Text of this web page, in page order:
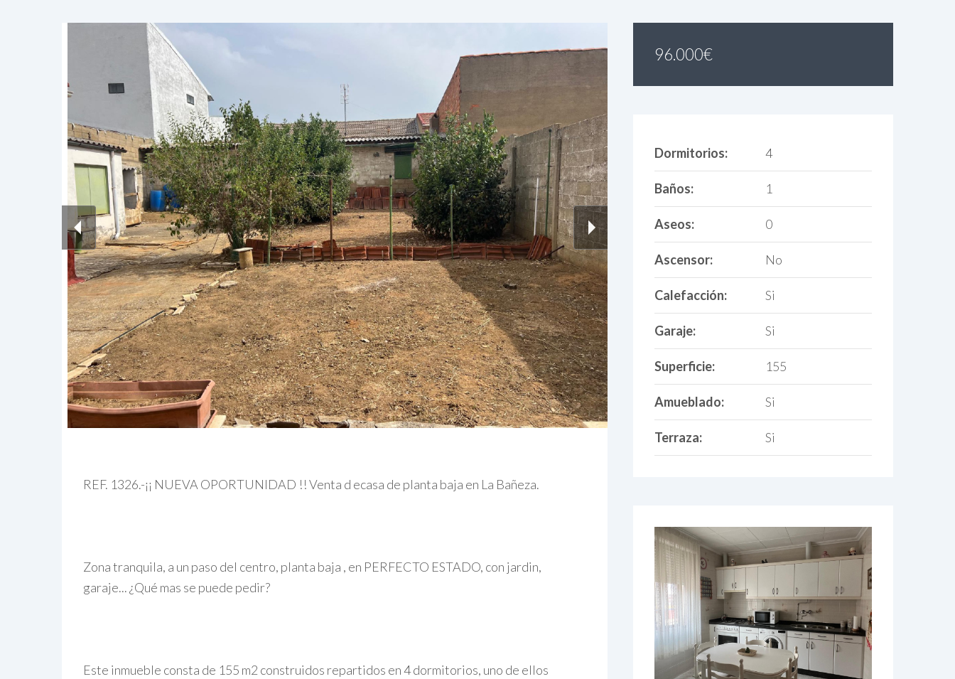
REF. 1326.-¡¡ NUEVA OPORTUNIDAD !! Venta d ecasa de planta baja en La Bañeza.
Zona tranquila, a un paso del centro, planta baja , en PERFECTO ESTADO, con jardin,
garaje... ¿Qué mas se puede pedir?
Este inmueble consta de 155 m2 construidos repartidos en 4 dormitorios, uno de ellos
96.000€
Dormitorios: 4
Baños: 1
Aseos: 0
Ascensor: No
Calefacción: Si
Garaje: Si
Superficie: 155
Amueblado: Si
Terraza: Si